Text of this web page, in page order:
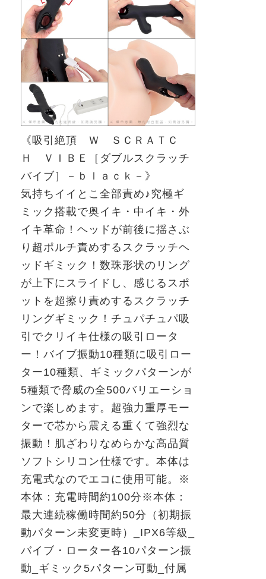
《吸引絶頂 Ｗ ＳＣＲＡＴＣ
Ｈ ＶＩＢＥ［ダブルスクラッチ
バイブ］－ｂｌａｃｋ－》
気持ちイイとこ全部責め♪究極ギ
ミック搭載で奥イキ・中イキ・外
イキ革命！ヘッドが前後に揺さぶ
り超ポルチ責めするスクラッチヘ
ッドギミック！数珠形状のリング
が上下にスライドし、感じるスポ
ットを超擦り責めするスクラッチ
リングギミック！チュパチュパ吸
引でクリイキ仕様の吸引ロータ
ー！バイブ振動10種類に吸引ロー
ター10種類、ギミックパターンが
5種類で脅威の全500バリエーショ
ンで楽しめます。超強力重厚モー
ターで芯から震える重くて強烈な
振動！肌ざわりなめらかな高品質
ソフトシリコン仕様です。本体は
充電式なのでエコに使用可能。 ※
本体：充電時間約100分 ※本体：
最大連続稼働時間約50分（初期振
動パターン未変更時）
_IPX6等級
バイブ・ローター各10パターン振
動
ギミック 5パターン可動
付属